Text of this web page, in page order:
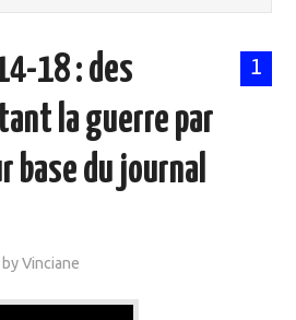
1
18 : des
la guerre par
base du journal
byVinciane